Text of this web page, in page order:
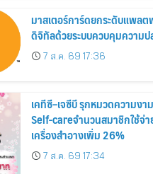
มาสเตอร์การ์ดยกระดับแพล
ดิจิทัลด้วยระบบควบคุมความ
7 ส.ค. 69 17:36
เคทีซี–เจซีบี รุกหมวดความงา
Self-careจำนวนสมาชิกใช้จ่
เครื่องสำอางเพิ่ม 26%
7 ส.ค. 69 17:34